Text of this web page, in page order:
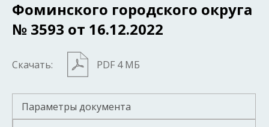
Фоминского городского округа
№ 3593 от 16.12.2022
Скачать: PDF 4 МБ
Параметры документа